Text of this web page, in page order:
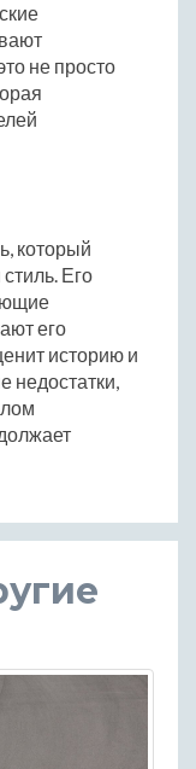
не просто
который
Его
его
историю и
недостатки,